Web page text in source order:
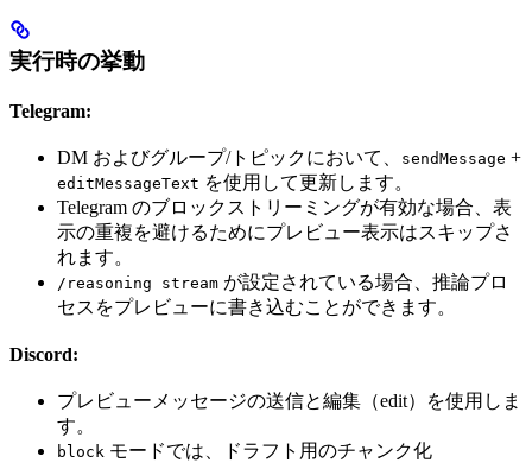
実行時の挙動
Telegram:
DM およびグループ/トピックにおいて、 sendMessage +
editMessageText を使用して更新します。
Telegram のブロックストリーミングが有効な場合、表
示の重複を避けるためにプレビュー表示はスキップさ
れます。
/reasoning stream が設定されている場合、推論プロ
セスをプレビューに書き込むことができます。
Discord:
プレビューメッセージの送信と編集（edit）を使用しま
す。
block モードでは、ドラフト用のチャンク化